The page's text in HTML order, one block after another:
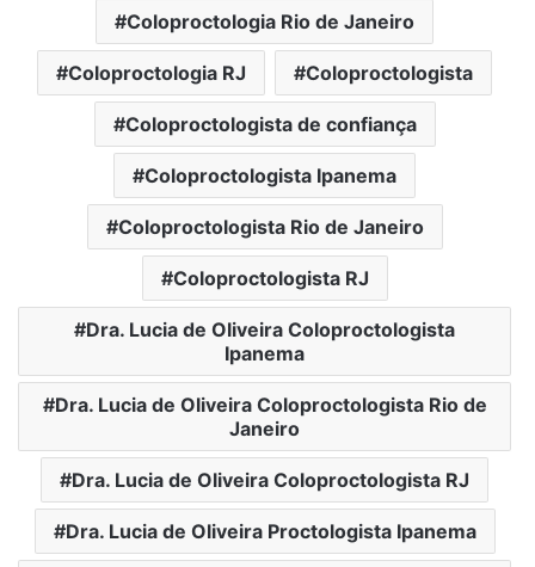
Coloproctologia Rio de Janeiro
Coloproctologia RJ Coloproctologista
Coloproctologista de confiança
Coloproctologista Ipanema
Coloproctologista Rio de Janeiro
Coloproctologista RJ
Dra. Lucia de Oliveira Coloproctologista
Ipanema
Dra. Lucia de Oliveira Coloproctologista Rio de
Janeiro
Dra. Lucia de Oliveira Coloproctologista RJ
Dra. Lucia de Oliveira Proctologista Ipanema